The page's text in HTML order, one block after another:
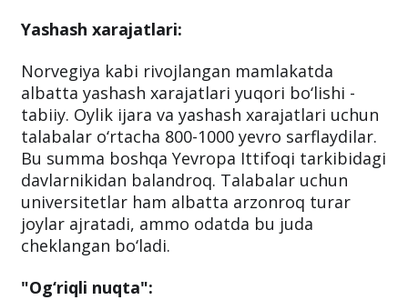
Yashash xarajatlari:
Norvegiya kabi rivojlangan mamlakatda
albatta yashash xarajatlari yuqori bo‘lishi -
tabiiy. Oylik ijara va yashash xarajatlari uchun
talabalar o‘rtacha 800-1000 yevro sarflaydilar.
Bu summa boshqa Yevropa Ittifoqi tarkibidagi
davlarnikidan balandroq. Talabalar uchun
universitetlar ham albatta arzonroq turar
joylar ajratadi, ammo odatda bu juda
cheklangan bo‘ladi.
"Og‘riqli nuqta":